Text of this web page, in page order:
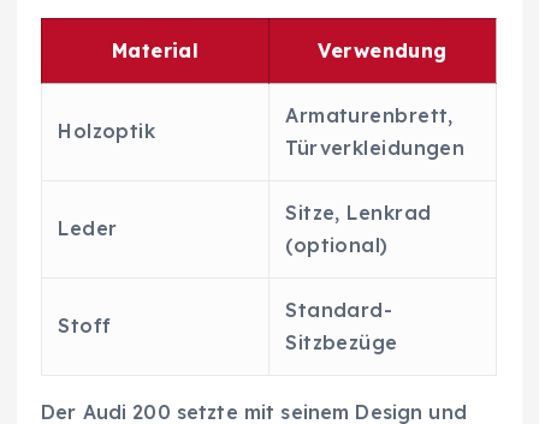
Material Verwendung
Holzoptik
Armaturenbrett,
Türverkleidungen
Leder
Sitze, Lenkrad
(optional)
Stoff
Standard-
Sitzbezüge
Der Audi 200 setzte mit seinem Design und